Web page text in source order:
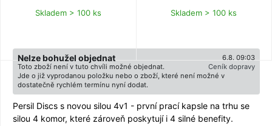
Skladem > 100 ks Skladem > 100 ks
6.8. 09:03
Nelze bohužel objednat
Ceník dopravy
Toto zboží není v tuto chvíli možné objednat.
Jde o již vyprodanou položku nebo o zboží, které není možné v
dostatečně rychlém termínu nyní dodat.
Persil Discs s novou silou 4v1 - první prací kapsle na trhu se
silou 4 komor, které zároveň poskytují i 4 silné benefity.